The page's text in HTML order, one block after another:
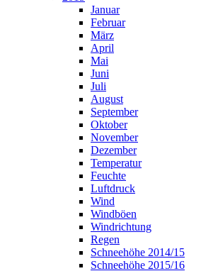
Januar
Februar
März
April
Mai
Juni
Juli
August
September
Oktober
November
Dezember
Temperatur
Feuchte
Luftdruck
Wind
Windböen
Windrichtung
Regen
Schneehöhe 2014/15
Schneehöhe 2015/16